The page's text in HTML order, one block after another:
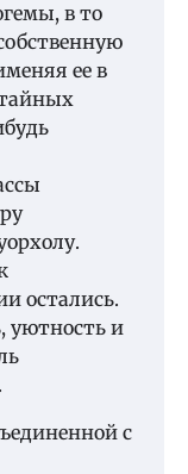
в то
ее в
остались.
уютность и
с